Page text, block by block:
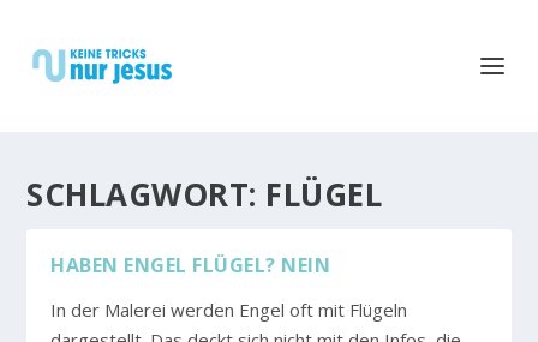
SCHLAGWORT: FLÜGEL
HABEN ENGEL FLÜGEL? NEIN
In der Malerei werden Engel oft mit Flügeln